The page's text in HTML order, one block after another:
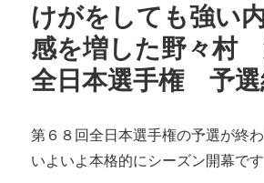
けがをしても強い
感を増した野々村
全日本選手権 予選
第６８回全日本選手権の予選が終わ
いよいよ本格的にシーズン開幕です